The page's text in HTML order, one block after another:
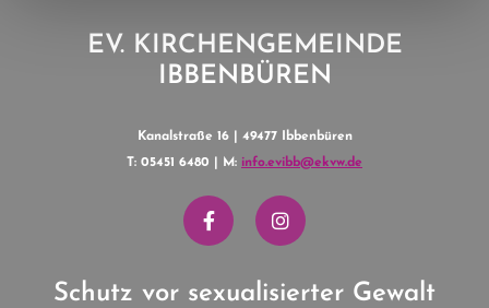
EV. KIRCHENGEMEINDE
IBBENBÜREN
Kanalstraße 16 | 49477 Ibbenbüren
T: 05451 6480 | M: info.evibb@ekvw.de
Schutz vor sexualisierter Gewalt